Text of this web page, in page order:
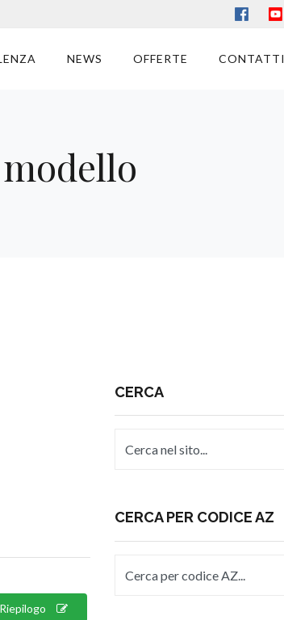
NEWS OFFERTE CONTATTI
Riepilogo
CERCA
CERCA PER CODICE AZ